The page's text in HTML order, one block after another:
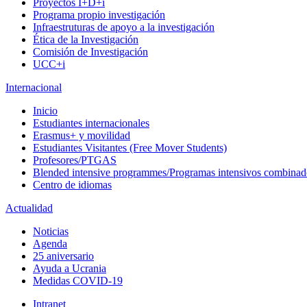
Proyectos I+D+i
Programa propio investigación
Infraestruturas de apoyo a la investigación
Ética de la Investigación
Comisión de Investigación
UCC+i
Internacional
Inicio
Estudiantes internacionales
Erasmus+ y movilidad
Estudiantes Visitantes (Free Mover Students)
Profesores/PTGAS
Blended intensive programmes/Programas intensivos
Centro de idiomas
Actualidad
Noticias
Agenda
25 aniversario
Ayuda a Ucrania
Medidas COVID-19
Intranet